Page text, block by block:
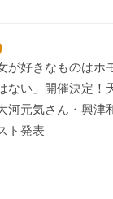
が好きなものはホ
ない」開催決定！
河元気さん・興津
ト発表